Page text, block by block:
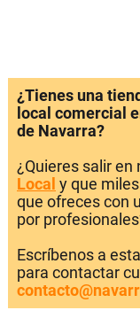
¿Tienes una
local comercial
de Navarra?
¿Quieres salir en
Local y que
que ofreces con
por
Escríbenos a
para contactar